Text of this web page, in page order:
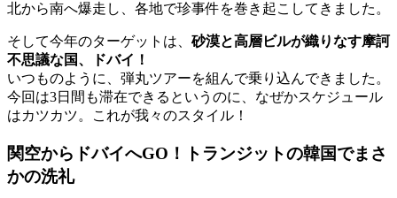
北から南へ爆走し、各地で珍事件を巻き起こしてきました。
そして今年のターゲットは、 砂漠と高層ビルが織りなす摩訶
不思議な国、ドバイ！
いつものように、弾丸ツアーを組んで乗り込んできました。
今回は3日間も滞在できるというのに、なぜかスケジュール
はカツカツ。これが我々のスタイル！
関空からドバイへGO！トランジットの韓国でまさ
かの洗礼